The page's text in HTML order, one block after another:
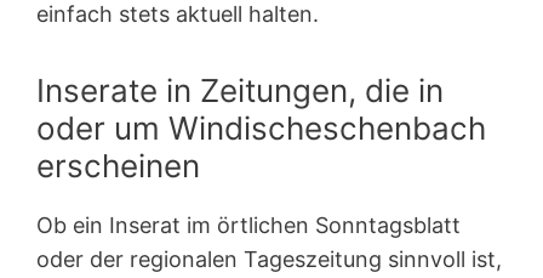
einfach stets aktuell halten.
Inserate in Zeitungen, die in
oder um Windischeschenbach
erscheinen
Ob ein Inserat im örtlichen Sonntagsblatt
oder der regionalen Tageszeitung sinnvoll ist,